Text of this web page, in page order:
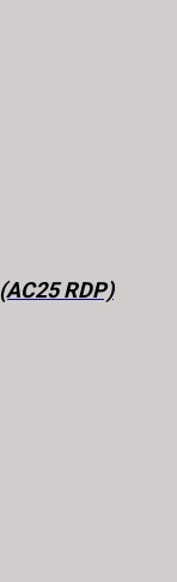
RDP)